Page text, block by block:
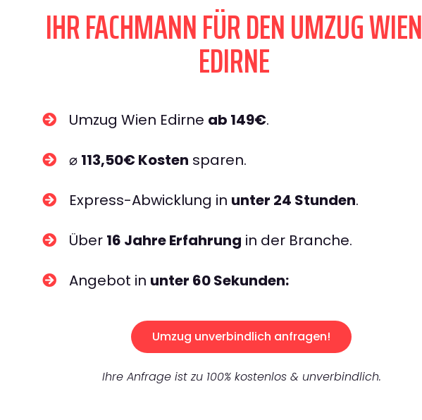
IHR FACHMANN FÜR DEN UMZUG WIEN
EDIRNE
Umzug Wien Edirne ab 149€.
⌀ 113,50€ Kosten sparen.
Express-Abwicklung in unter 24 Stunden.
Über 16 Jahre Erfahrung in der Branche.
Angebot in unter 60 Sekunden:
Umzug unverbindlich anfragen!
Ihre Anfrage ist zu 100% kostenlos & unverbindlich.